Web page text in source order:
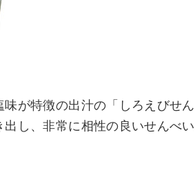
が特徴の出汁の「しろえびせ
し、非常に相性の良いせんべい